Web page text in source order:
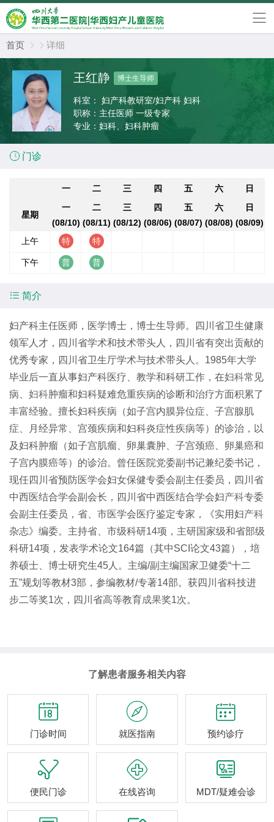
首页   详细
王红静 博士生导师
科室：
妇产科教研室/妇产科 妇科
职称： 主任医师 一级专家
专业： 妇科、妇科肿瘤
 门诊
一 二 三 四 五 六 日
星期
一
(08/10)
二
(08/11)
三
(08/12)
四
(08/06)
五
(08/07)
六
(08/08)
日
(08/09)
上午
下午
 简介
妇产科主任医师，医学博士，博士生导师。四川省卫生健康
领军人才，四川省学术和技术带头人，四川省有突出贡献的
优秀专家，四川省卫生厅学术与技术带头人。1985年大学
毕业后一直从事妇产科医疗、教学和科研工作，在妇科常见
病、 妇科肿瘤和妇科疑难危重疾病的诊断和治疗方面积累了
丰富经验。擅长妇科疾病（如子宫内膜异位症、子宫腺肌
症、月经异常、宫颈疾病和妇科炎症性疾病等）的诊治，以
及妇科肿瘤（如子宫肌瘤、卵巢囊肿、子宫颈癌、卵巢癌和
子宫内膜癌等）的诊治。曾任医院党委副书记兼纪委书记，
现任四川省预防医学会妇女保健专委会副主任委员，四川省
中西医结合学会副会长，四川省中西医结合学会妇产科专委
会副主任委员，省、市医学会医疗鉴定专家，《实用妇产科
杂志》编委。主持省、市级科研14项，主研国家级和省部级
科研14项，发表学术论文164篇（其中SCI论文43篇），培
养硕士、博士研究生45人。主编/副主编国家卫健委“十二
五”规划等教材3部，参编教材/专著14部。获四川省科技进
步二等奖1次，四川省高等教育成果奖1次。
了解患者服务相关内容

门诊时间

就医指南

预约诊疗

便民门诊

在线咨询

MDT/疑难会诊